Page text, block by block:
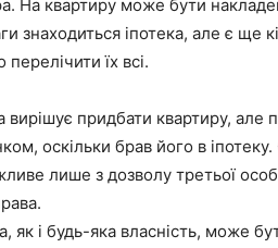
На квартиру може бути
знаходиться іпотека, але є ще
перелічити їх всі.
вирішує придбати квартиру,
оскільки брав його в
лише з дозволу третьої
як і будь-яка власність, може